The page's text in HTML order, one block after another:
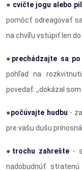
● cvičte jogu alebo
pomôcť odreagovať
na chvíľu vstúpiť len
● prechádzajte sa
pohľad na
povedať: ,,dokázal som
●počúvajte hudbu -
pre vašu dušu prínosná
● trochu zahrešte -
nadobudnúť